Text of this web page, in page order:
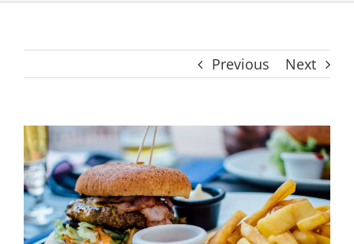
Previous Next
View
Larger
Image